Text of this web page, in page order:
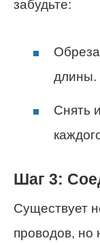
забудьте:
длины.
Снять
Шаг 3:
Существует
проводов, но